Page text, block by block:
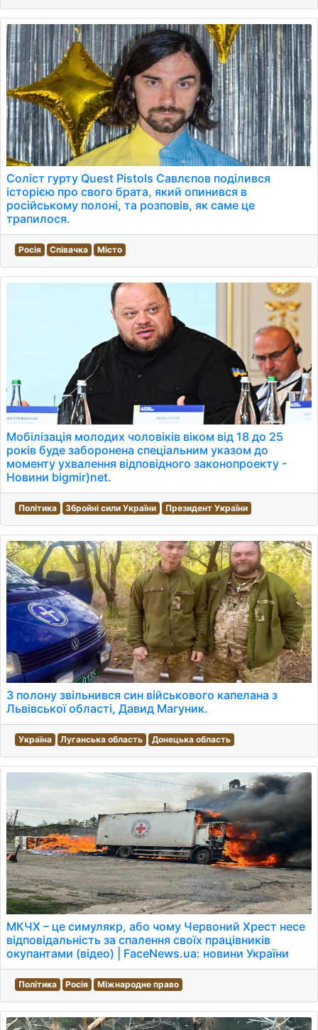
Соліст гурту Quest Pistols Савлєпов поділився
історією про свого брата, який опинився в
російському полоні, та розповів, як саме це
трапилося.
Росія Співачка Місто
Мобілізація молодих чоловіків віком від 18 до 25
років буде заборонена спеціальним указом до
моменту ухвалення відповідного законопроекту -
Новини bigmir)net.
Політика Збройні сили України Президент України
З полону звільнився син військового капелана з
Львівської області, Давид Магуник.
Україна Луганська область Донецька область
МКЧХ – це симулякр, або чому Червоний Хрест несе
відповідальність за спалення своїх працівників
окупантами (відео) | FaceNews.ua: новини України
Політика Росія Міжнародне право